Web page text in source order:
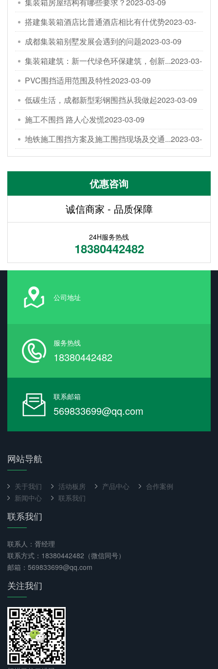
集装箱房屋结构有哪些要求？2023-03-09
搭建集装箱酒店比普通酒店相比有什优势2023-03-
09
成都集装箱别墅发展会遇到的问题2023-03-09
集装箱建筑：新一代绿色环保建筑，创新...2023-03-
09
PVC围挡适用范围及特性2023-03-09
低碳生活，成都新型彩钢围挡从我做起2023-03-09
施工不围挡 路人心发慌2023-03-09
地铁施工围挡方案及施工围挡现场及交通...2023-03-
09
优惠咨询
诚信商家 - 品质保障
24H服务热线
18380442482
公司地址
服务热线
18380442482
联系邮箱
569833699@qq.com
网站导航
关于我们 活动板房 产品中心
合作案例
新闻中心
联系我们
联系我们
联系人：胥经理
联系方式：18380442482（微信同号）
邮箱：569833699@qq.com
关注我们